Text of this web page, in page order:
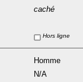
caché
Hors ligne
Homme
N/A